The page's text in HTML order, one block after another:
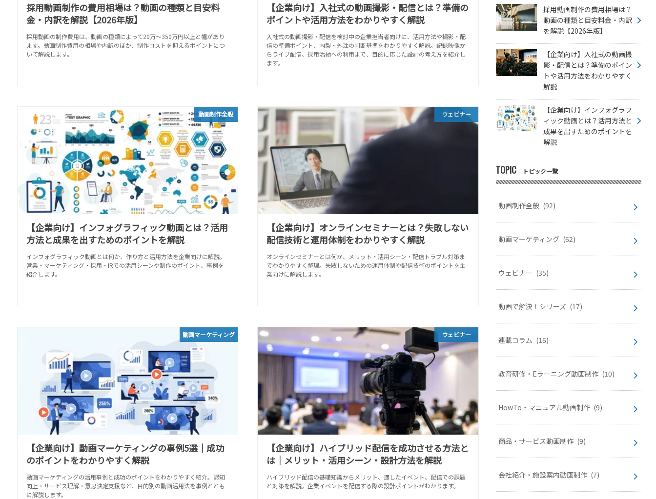
採用動画制作の費用相場は？動画の種類と目安料
金・内訳を解説【2026年版】
採用動画の制作費用は、動画の種類によって20万～350万円以上と幅があり
ます。動画制作費用の相場や内訳のほか、制作コストを抑えるポイントにつ
いて解説します。
【企業向け】入社式の動画撮影・配信とは？準備の
ポイントや活用方法をわかりやすく解説
入社式の動画撮影・配信を検討中の企業担当者向けに、活用方法や撮影・配
信の準備ポイント、内製・外注の判断基準をわかりやすく解説。記録映像か
らライブ配信、採用活動への利用まで、目的に応じた設計の考え方を紹介し
ます。
動画制作全般
【企業向け】インフォグラフィック動画とは？活用
方法と成果を出すためのポイントを解説
インフォグラフィック動画とは何か、作り方と活用方法を企業向けに解説。
営業・マーケティング・採用・IRでの活用シーンや制作のポイント、事例を
紹介します。
ウェビナー
【企業向け】オンラインセミナーとは？失敗しない
配信技術と運用体制をわかりやすく解説
オンラインセミナーとは何か、メリット・活用シーン・配信トラブル対策ま
でわかりやすく整理。失敗しないための運用体制や配信技術のポイントを企
業向けに解説します。
動画マーケティング
【企業向け】動画マーケティングの事例5選｜成功
のポイントをわかりやすく解説
動画マーケティングの活用事例と成功のポイントをわかりやすく紹介。認知
向上・サービス理解・意思決定支援など、目的別の動画活用法を事例ととも
に解説します。
ウェビナー
【企業向け】ハイブリッド配信を成功させる方法と
は｜メリット・活用シーン・設計方法を解説
ハイブリッド配信の基礎知識からメリット、適したイベント、配信での課題
と対策を解説。企業イベントを配信する際の設計ポイントがわかります。
採用動画制作の費用相場は？
動画の種類と目安料金・内訳
を解説【2026年版】
【企業向け】入社式の動画撮
影・配信とは？準備のポイン
トや活用方法をわかりやすく
解説
【企業向け】インフォグラフ
ィック動画とは？活用方法と
成果を出すためのポイントを
解説
TOPIC トピック一覧
動画制作全般 (92)
動画マーケティング (62)
ウェビナー (35)
動画で解決！シリーズ (17)
連載コラム (16)
教育研修・Eラーニング動画制作 (10)
HowTo・マニュアル動画制作 (9)
商品・サービス動画制作 (9)
会社紹介・施設案内動画制作 (7)